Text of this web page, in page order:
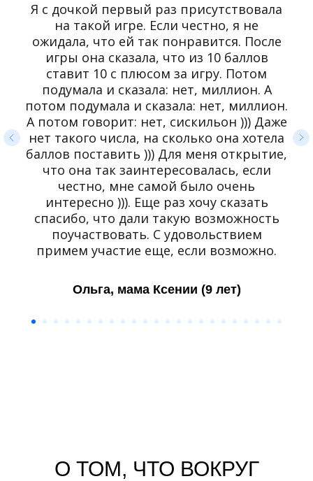
Я с дочкой первый раз присутствовала
на такой игре. Если честно, я не
ожидала, что ей так понравится. После
игры она сказала, что из 10 баллов
ставит 10 с плюсом за игру. Потом
подумала и сказала: нет, миллион. А
потом подумала и сказала: нет, миллион.
А потом говорит: нет, сискильон ))) Даже
нет такого числа, на сколько она хотела
баллов поставить ))) Для меня открытие,
что она так заинтересовалась, если
честно, мне самой было очень
интересно ))). Еще раз хочу сказать
спасибо, что дали такую возможность
поучаствовать. С удовольствием
примем участие еще, если возможно.
Ольга, мама Ксении (9 лет)
О ТОМ, ЧТО ВОКРУГ